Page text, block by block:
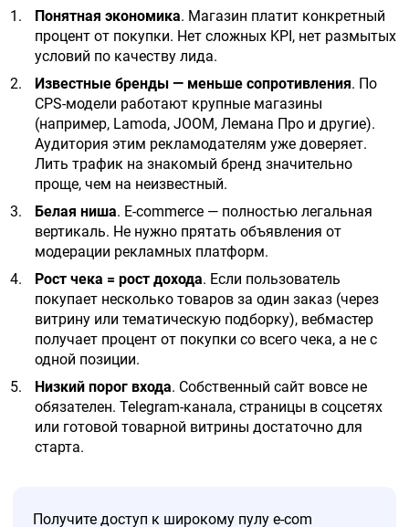
Понятная экономика. Магазин платит конкретный
процент от покупки. Нет сложных KPI, нет размытых
условий по качеству лида.
Известные бренды — меньше сопротивления. По
CPS-модели работают крупные магазины
(например, Lamoda, JOOM, Лемана Про и другие).
Аудитория этим рекламодателям уже доверяет.
Лить трафик на знакомый бренд значительно
проще, чем на неизвестный.
Белая ниша. E-commerce — полностью легальная
вертикаль. Не нужно прятать объявления от
модерации рекламных платформ.
Рост чека = рост дохода. Если пользователь
покупает несколько товаров за один заказ (через
витрину или тематическую подборку), вебмастер
получает процент от покупки со всего чека, а не с
одной позиции.
Низкий порог входа. Собственный сайт вовсе не
обязателен. Telegram-канала, страницы в соцсетях
или готовой товарной витрины достаточно для
старта.
Получите доступ к широкому пулу e-com